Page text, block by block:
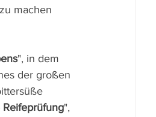
machen
", in dem
der großen
Reifeprüfung",